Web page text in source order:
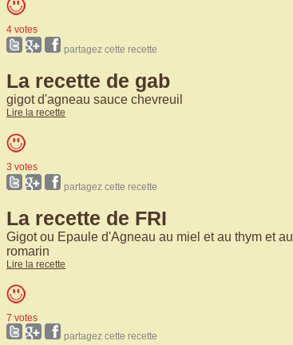
4 votes
partagez cette recette
La recette de gab
gigot d'agneau sauce chevreuil
Lire la recette
3 votes
partagez cette recette
La recette de FRI
Gigot ou Epaule d'Agneau au miel et au thym et au
romarin
Lire la recette
7 votes
partagez cette recette